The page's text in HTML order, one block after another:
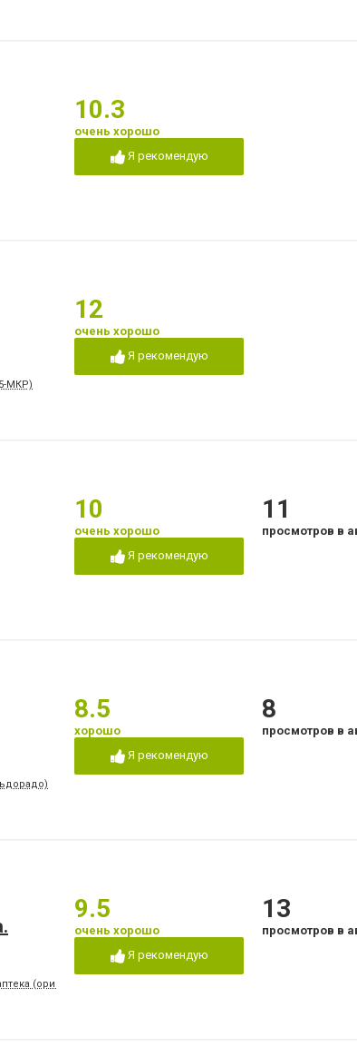
10.3
очень хорошо
Я рекомендую
МКР)
12
очень хорошо
Я рекомендую
10
очень хорошо
Я рекомендую
11
просмотров в
8.5
хорошо
Я рекомендую
8
просмотров в
(ориентир - напротив клуба "Коралл")
9.5
очень хорошо
Я рекомендую
13
просмотров в